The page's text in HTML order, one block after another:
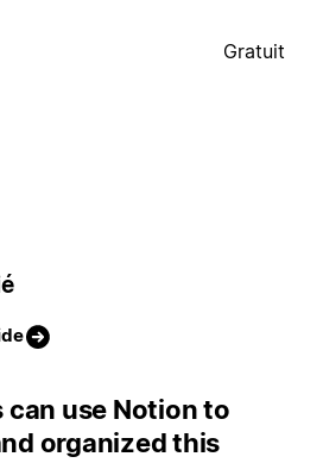
Gratuit
can use Notion to
organized this